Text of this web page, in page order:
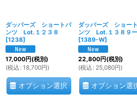
ダッパーズ ショートパ
ンツ Lot.１２３８
[1238]
17,000円(税別)
(税込 : 18,700円)
オプション選択
ダッパーズ ショー
ンツ Lot.１３８９
[1389-W]
22,800円(税別)
(税込 : 25,080円)
オプション選